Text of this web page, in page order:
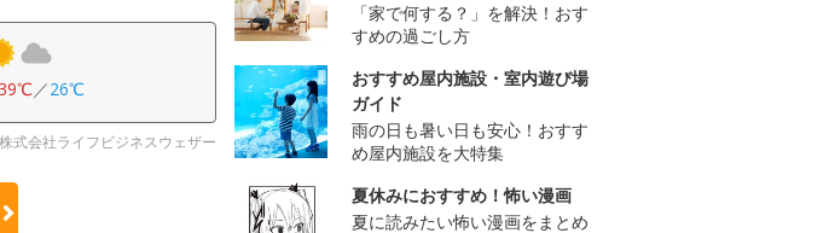
／26℃
式会社ライフビジネスウェザー
「家で何する？」を解決！おす
すめの過ごし方
おすすめ屋内施設・室内遊び場
ガイド
雨の日も暑い日も安心！おすす
め屋内施設を大特集
夏休みにおすすめ！怖い漫画
夏に読みたい怖い漫画をまとめ